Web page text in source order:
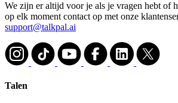
We zijn er altijd voor je als je vragen hebt of
op elk moment contact op met onze
support@talkpal.ai
Talen